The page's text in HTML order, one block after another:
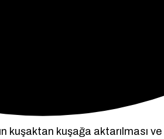
tanımıştır. Bu gelişme, geleneğin
kuşaktan kuşağa aktarılması ve